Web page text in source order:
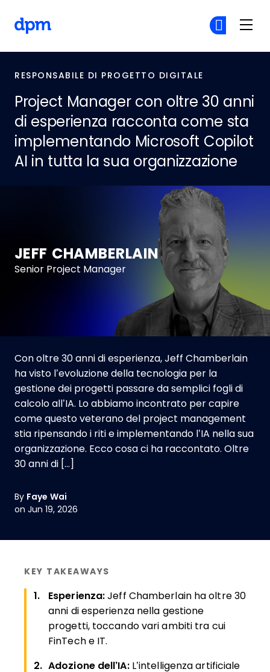
RESPONSABILE DI PROGETTO DIGITALE
Project Manager con oltre 30 anni
di esperienza racconta come sta
implementando Microsoft Copilot
AI in tutta la sua organizzazione
Con oltre 30 anni di esperienza, Jeff Chamberlain
ha visto l’evoluzione della tecnologia per la
gestione dei progetti passare da semplici fogli di
calcolo all’IA. Lo abbiamo incontrato per capire
come questo veterano del project management
stia ripensando i riti e implementando l’IA nella sua
organizzazione. Ecco cosa ci ha raccontato. Oltre
30 anni di […]
JEFF CHAMBERLAIN
Senior Project Manager
By Faye Wai
on Jun 19, 2026
KEY TAKEAWAYS
Esperienza:Jeff Chamberlain ha oltre 30
anni di esperienza nella gestione
progetti, toccando vari ambiti tra cui
FinTech e IT.
Adozione dell’IA: L’intelligenza artificiale